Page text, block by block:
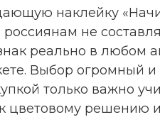
наклейку
не
реально в любом
Выбор огромный
только важно
цветовому решению